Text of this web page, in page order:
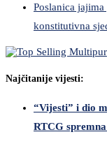
Poslanica
konstitutivna
Najčitanije vijesti:
“Vijesti” i dio
RTCG